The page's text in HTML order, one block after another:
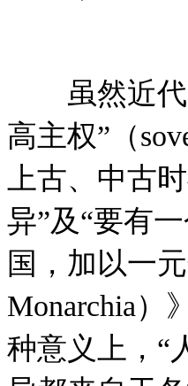
虽然近
高主权”（
上古、中古
异”及“要有
国，加以一
Monarchia）
种意义上，“